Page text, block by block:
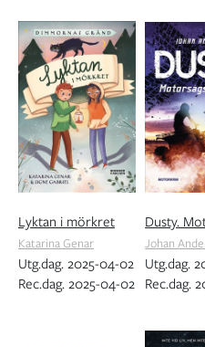
Lyktan i mörkret
Katarina Genar
Utg.dag. 2025-04-02
Rec.dag. 2025-04-02
Johan
Utg.dag.
Rec.dag.